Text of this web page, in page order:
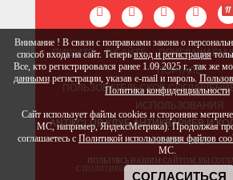
ПИШИТЕ О САЙТЕ ПРИГЛАШАЕМ
ПОРТАЛЕ
ПОЛЬЗОВАТЕЛЬСКОЕ
ИСПОЛЬЗОВАНИЯ
ANTIKCLUB КЛУБ АНТИКВАРИЕВ И
© 2008 - 2026
ПОЛЬЗУЯСЬ НАШИМ САЙТОМ, ВЫ
С
ПОЛИТИКОЙ КОНФИДЕНЦИАЛЬНОСТИ
ИСПОЛЬЗОВАНИЯ COOKIE
Внимание ! В связи с поправками закона о
способ входа на сайт. Теперьвход и регистрация
Все, кто регистрировался ранее 1.09.2025 г., так же
даннымирегистрации, указав e-mail и пароль.
Политика конфиденциальности
Сайт использует файлы cookies и сторонние
МС, например, ЯндексМетрика). Продолжая
соглашаетесь с Политикой использования файлов
МС.
СОГЛАСИТЬСЯ